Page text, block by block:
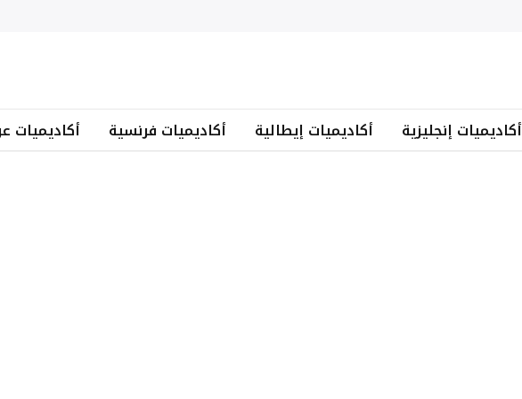
أكاديميات إنجليزية أكاديميات إيطالية أكاديميات فرنسية أكاديميات